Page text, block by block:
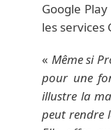
Google
les services
« Même si
pour une
illustre la
peut rendre